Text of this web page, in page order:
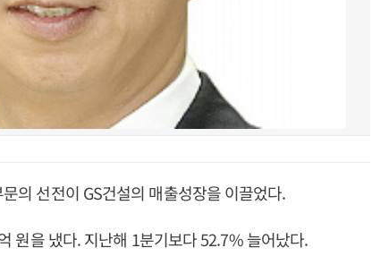
의 선전이 GS건설의 매출성장을 이끌었다.
원을 냈다. 지난해 1분기보다 52.7% 늘어났다.